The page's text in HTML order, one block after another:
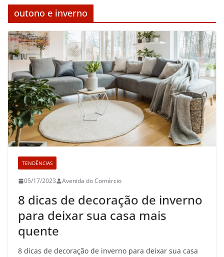
outono e inverno
TENDÊNCIAS
05/17/2023 Avenida do Comércio
8 dicas de decoração de inverno
para deixar sua casa mais
quente
8 dicas de decoração de inverno para deixar sua casa